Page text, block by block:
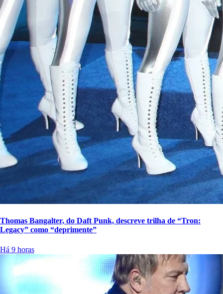
Thomas Bangalter, do Daft Punk, descreve trilha de “Tron:
Legacy” como “deprimente”
Há 9 horas